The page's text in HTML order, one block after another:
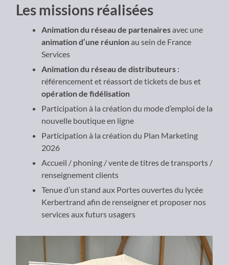
Les missions réalisées
Animation du réseau de partenairesavec une
animation d’une réunionau sein de France
Services
Animation du réseau de distributeurs :
référencement et réassort de tickets de bus et
opération de fidélisation
Participation à la création du mode d’emploi de la
nouvelle boutique en ligne
Participation à la création du Plan Marketing
2026
Accueil / phoning / vente de titres de transports /
renseignement clients
Tenue d’un stand aux Portes ouvertes du lycée
Kerbertrand afin de renseigner et proposer nos
services aux futurs usagers